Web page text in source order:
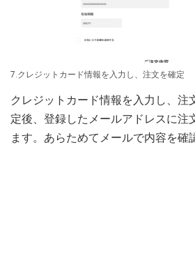
7.クレジットカード情報を入力し、注文を確定
クレジットカード情報を入力し、注
定後、登録したメールアドレスに注
ます。あらためてメールで内容を確